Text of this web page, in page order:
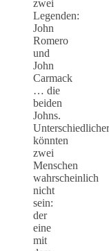
zwei
Legenden:
John
Romero
und
John
Carmack
… die
beiden
Johns.
Unterschiedlicher
könnten
zwei
Menschen
wahrscheinlich
nicht
sein:
der
eine
mit